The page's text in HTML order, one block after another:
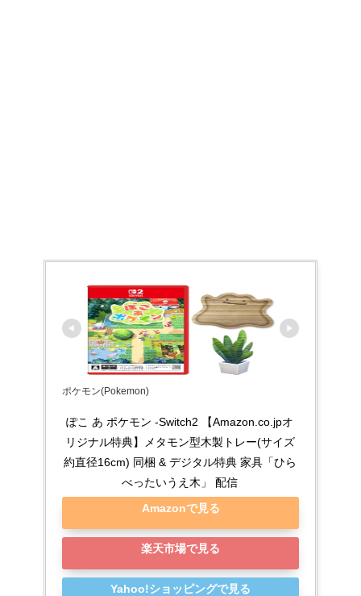
ポケモン(Pokemon)
ぽこ あ ポケモン -Switch2 【Amazon.co.jpオ
リジナル特典】メタモン型木製トレー(サイズ
約直径16cm) 同梱 & デジタル特典 家具「ひら
べったいうえ木」 配信
Amazonで見る
楽天市場で見る
Yahoo!ショッピングで見る